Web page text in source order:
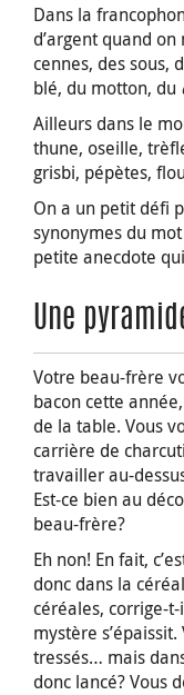
Dans la
d’argent quand
cennes, des sous,
blé, du motton, du
Ailleurs dans le
thune, oseille,
grisbi, pépètes,
On a un petit défi
synonymes du
petite anecdote
Une
Votre beau-frère
bacon cette
de la table. Vous
carrière de
travailler au-
Est-ce bien au
beau-frère?
Eh non! En fait,
donc dans la
céréales, corrige-
mystère
tressés… mais
donc lancé? Vous